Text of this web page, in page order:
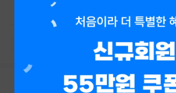
전력량 1560Wh 모터출력
전기자전거 모토벨로